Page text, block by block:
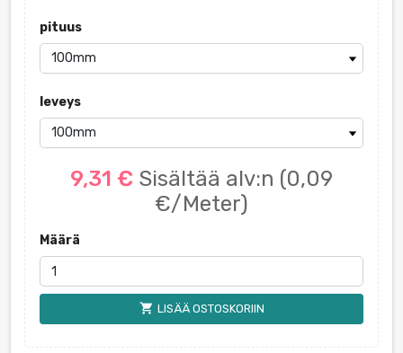
pituus
leveys
9,31 € Sisältää alv:n (0,09
€/Meter)
Määrä
shopping_cart LISÄÄ OSTOSKORIIN